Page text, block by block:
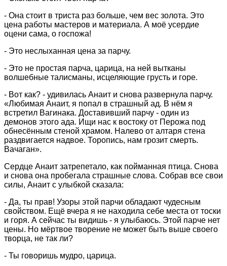
- Она стоит в триста раз больше, чем вес золота. Это
цена работы мастеров и материала. А моё усердие
оцени сама, о госпожа!
- Это неслыханная цена за парчу.
- Это не простая парча, царица, на ней вытканы
волшебные талисманы, исцеляющие грусть и горе.
- Вот как? - удивилась Анаит и снова развернула парчу.
«Любимая Анаит, я попал в страшный ад. В нём я
встретил Вагинака. Доставивший парчу - один из
демонов этого ада. Ищи нас к востоку от Перожа под
обнесённым стеной храмом. Налево от алтаря стена
раздвигается надвое. Торопись, нам грозит смерть.
Вачаган».
Сердце Анаит затрепетало, как пойманная птица. Снова
и снова она пробегала страшные слова. Собрав все свои
силы, Анаит с улыбкой сказала:
- Да, ты прав! Узоры этой парчи обладают чудесным
свойством. Ещё вчера я не находила себе места от тоски
и горя. А сейчас ты видишь - я улыбаюсь. Этой парче нет
цены. Но мёртвое творение не может быть выше своего
творца, не так ли?
- Ты говоришь мудро, царица.